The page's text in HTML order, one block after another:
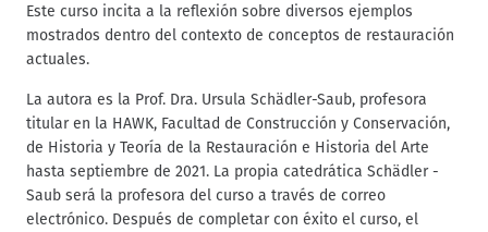
Este curso incita a la reflexión sobre diversos ejemplos
mostrados dentro del contexto de conceptos de restauración
actuales.
La autora es la Prof. Dra. Ursula Schädler-Saub, profesora
titular en la HAWK, Facultad de Construcción y Conservación,
de Historia y Teoría de la Restauración e Historia del Arte
hasta septiembre de 2021. La propia catedrática Schädler -
Saub será la profesora del curso a través de correo
electrónico. Después de completar con éxito el curso, el